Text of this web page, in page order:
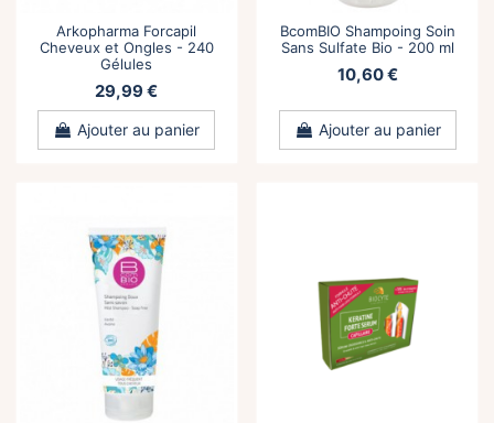
Arkopharma Forcapil
Cheveux et Ongles - 240
Gélules
29,99 €
Ajouter au panier
BcomBIO Shampoing Soin
Sans Sulfate Bio - 200 ml
10,60 €
Ajouter au panier